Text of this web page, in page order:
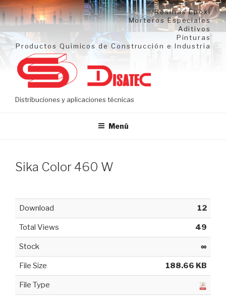
Ir
al
contenido
Resinas Epoxi
Morteros Especiales
Aditivos
Pinturas
Productos Químicos de Construcción e Industria
Distribuciones y aplicaciones técnicas
Menú
Sika Color 460 W
Download 12
Total Views 49
Stock ∞
File Size 188.66 KB
File Type